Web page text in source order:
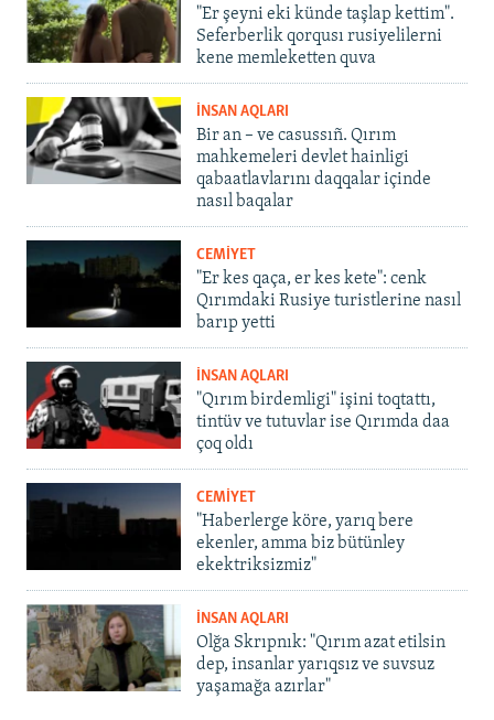
"Er şeyni eki künde taşlap kettim".
Seferberlik qorqusı rusiyelilerni
kene memleketten quva
İNSAN AQLARI
Bir an – ve casussıñ. Qırım
mahkemeleri devlet hainligi
qabaatlavlarını daqqalar içinde
nasıl baqalar
CEMİYET
"Er kes qaça, er kes kete": cenk
Qırımdaki Rusiye turistlerine nasıl
barıp yetti
İNSAN AQLARI
"Qırım birdemligi" işini toqtattı,
tintüv ve tutuvlar ise Qırımda daa
çoq oldı
CEMİYET
"Haberlerge köre, yarıq bere
ekenler, amma biz bütünley
ekektriksizmiz"
İNSAN AQLARI
Olğa Skrıpnık: "Qırım azat etilsin
dep, insanlar yarıqsız ve suvsuz
yaşamağa azırlar"